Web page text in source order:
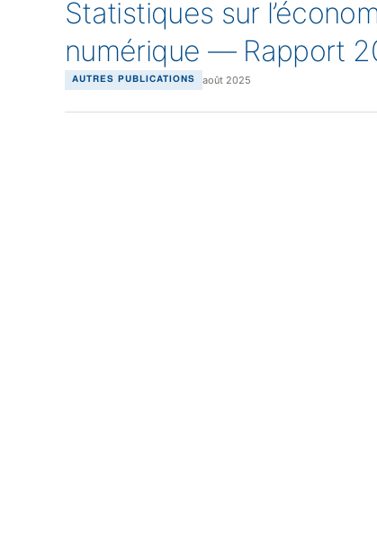
Statistiques sur
numérique — Rapport
AUTRES PUBLICATIONS août 2025